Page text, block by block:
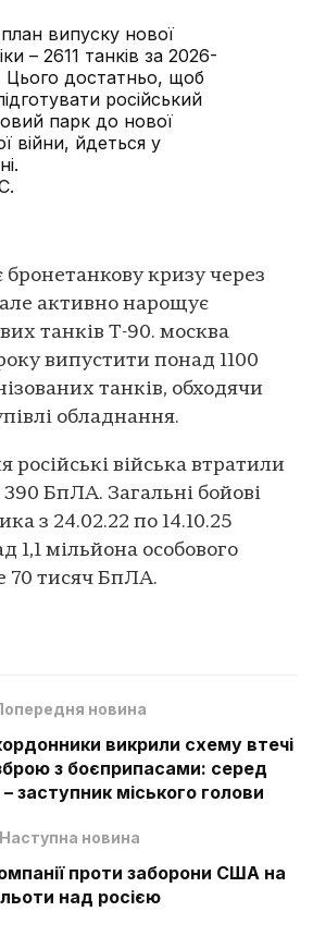
випуску нової
– 2611 танків за 2026-
Цього достатньо, щоб
російський
парк до нової
війни, йдеться у
бронетанкову кризу через
але активно нарощує
танків Т-90. москва
випустити понад 1100
танків, обходячи
обладнання.
російські війська втратили
390 БпЛА. Загальні бойові
з 24.02.22 по 14.10.25
1,1 мільйона особового
70 тисяч БпЛА.
новина
викрили схему втечі
з боєприпасами: серед
– заступник міського голови
Наступна новина
проти заборони США на
над росією